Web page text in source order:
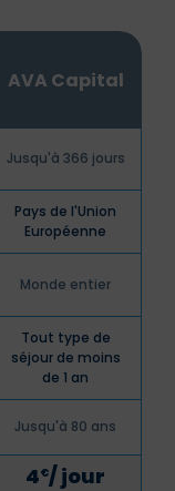
AVA Capital
Jusqu'à 366 jours
Pays de l'Union
Européenne
Monde entier
Tout type de
séjour de moins
de 1 an
Jusqu'à 80 ans
4€/ jour